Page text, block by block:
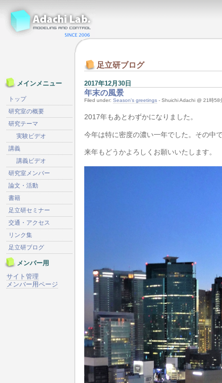
足立研ブログ
2017年12月30日
年末の風景
Filed under: Season's greetings - Shuichi Adachi @ 21時58
2017年もあとわずかになりました。
今年は特に密度の濃い一年でした。その中
来年もどうかよろしくお願いいたします。
メインメニュー
トップ
研究室の概要
研究テーマ
実験ビデオ
講義
講義ビデオ
研究室メンバー
論文・活動
書籍
足立研セミナー
交通・アクセス
リンク集
足立研ブログ
メンバー用
サイト管理
メンバー用ページ